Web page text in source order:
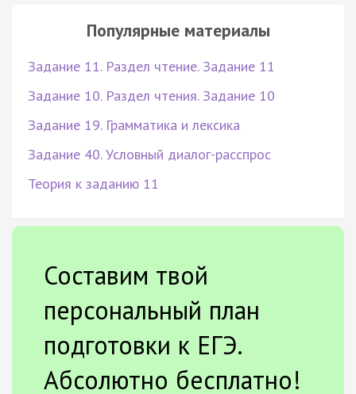
Популярные материалы
Задание 11. Раздел чтение. Задание 11
Задание 10. Раздел чтения. Задание 10
Задание 19. Грамматика и лексика
Задание 40. Условный диалог-расспрос
Теория к заданию 11
Составим твой
персональный план
подготовки к ЕГЭ.
Абсолютно бесплатно!